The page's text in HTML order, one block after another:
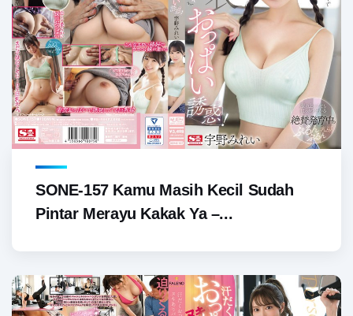
SONE-157 Kamu Masih Kecil Sudah
Pintar Merayu Kakak Ya –...